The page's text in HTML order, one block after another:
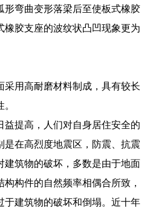
形弯曲变形落梁后至使板式橡胶
橡胶支座的波纹状凸凹现象更为
采用高耐磨材料制成，具有较长
益提高，人们对自身居住安全的
是在高烈度地震区，防震、抗震
建筑物的破坏，多数是由于地面
构件的自然频率相偶合所致，
于建筑物的破坏和倒塌。近十年